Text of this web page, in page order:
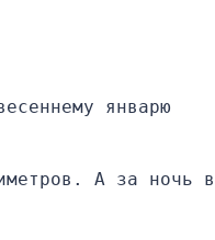
январю
А за ночь в